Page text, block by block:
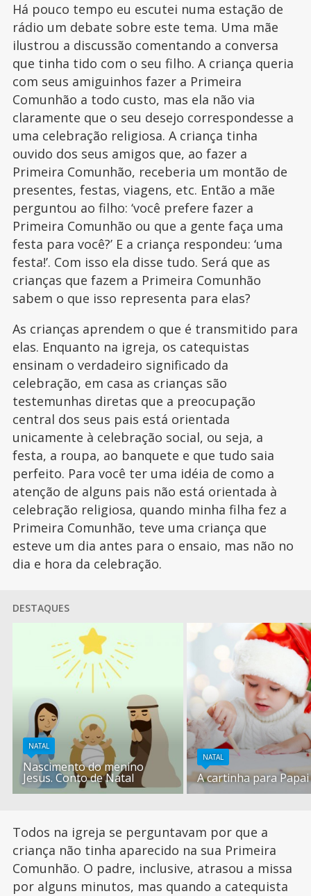
Há pouco tempo eu escutei numa estação de
rádio um debate sobre este tema. Uma mãe
ilustrou a discussão comentando a conversa
que tinha tido com o seu filho. A criança queria
com seus amiguinhos fazer a Primeira
Comunhão a todo custo, mas ela não via
claramente que o seu desejo correspondesse a
uma celebração religiosa. A criança tinha
ouvido dos seus amigos que, ao fazer a
Primeira Comunhão, receberia um montão de
presentes, festas, viagens, etc. Então a mãe
perguntou ao filho: ‘você prefere fazer a
Primeira Comunhão ou que a gente faça uma
festa para você?’ E a criança respondeu: ‘uma
festa!’. Com isso ela disse tudo. Será que as
crianças que fazem a Primeira Comunhão
sabem o que isso representa para elas?
As crianças aprendem o que é transmitido para
elas. Enquanto na igreja, os catequistas
ensinam o verdadeiro significado da
celebração, em casa as crianças são
testemunhas diretas que a preocupação
central dos seus pais está orientada
unicamente à celebração social, ou seja, a
festa, a roupa, ao banquete e que tudo saia
perfeito. Para você ter uma idéia de como a
atenção de alguns pais não está orientada à
celebração religiosa, quando minha filha fez a
Primeira Comunhão, teve uma criança que
esteve um dia antes para o ensaio, mas não no
dia e hora da celebração.
DESTAQUES
NATAL
Nascimento do menino
Jesus. Conto de Natal
NATAL
A cartinha para
Todos na igreja se perguntavam por que a
criança não tinha aparecido na sua Primeira
Comunhão. O padre, inclusive, atrasou a missa
por alguns minutos, mas quando a catequista